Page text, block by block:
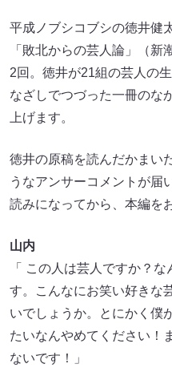
平成ノブシコブシの徳井健
「敗北からの芸人論」（
2回。徳井が21組の芸人の
なざしでつづった一冊のな
上げます。
徳井の原稿を読んだかまい
うなアンサーコメントが届
読みになってから、本編を
山内
「 この人は芸人ですか？
す。こんなにお笑い好きな
いでしょうか。とにかく僕
たいなんやめてください！
ないです！」